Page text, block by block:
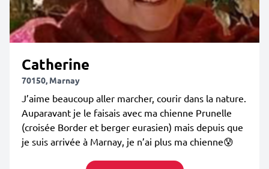
Catherine
70150, Marnay
J’aime beaucoup aller marcher, courir dans la nature.
Auparavant je le faisais avec ma chienne Prunelle
(croisée Border et berger eurasien) mais depuis que
je suis arrivée à Marnay, je n’ai plus ma chienne😰